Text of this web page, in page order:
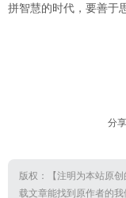
拼智慧的时代，要善于
分享
版权：【注明为本站原
载文章能找到原作者的